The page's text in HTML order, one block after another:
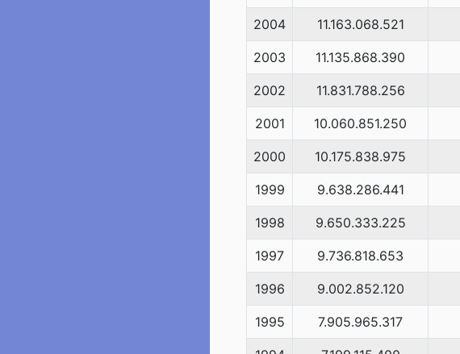
2004 11.163.068.521
2003 11.135.868.390
2002 11.831.788.256
2001 10.060.851.250
2000 10.175.838.975
1999 9.638.286.441
1998 9.650.333.225
1997 9.736.818.653
1996 9.002.852.120
1995 7.905.965.317